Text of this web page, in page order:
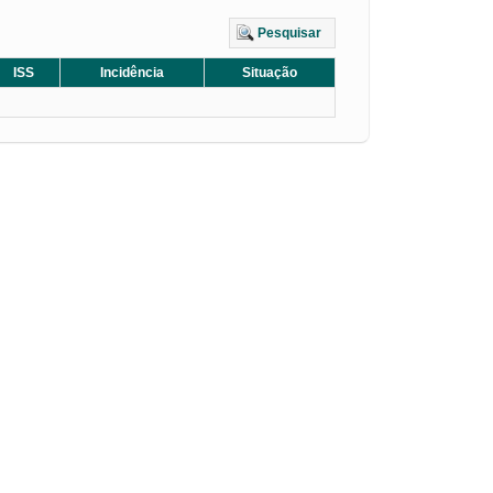
Pesquisar
ISS Incidência
Situação